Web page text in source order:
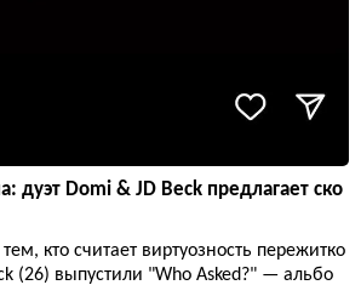
дуэт Domi & JD Beck предлагает ско
кто считает виртуозность пережитко
(26) выпустили "Who Asked?" — альбо